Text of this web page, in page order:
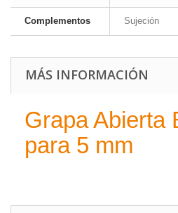
Complementos Sujeción
MÁS INFORMACIÓN
Grapa Abierta
para 5 mm